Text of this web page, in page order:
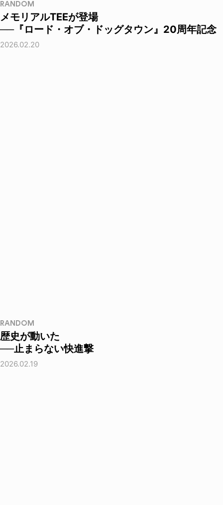
RANDOM
メモリアルTEEが登場
──『ロード・オブ・ドッグタウン』20周年記念
2026.02.20
RANDOM
歴史が動いた
──止まらない快進撃
2026.02.19